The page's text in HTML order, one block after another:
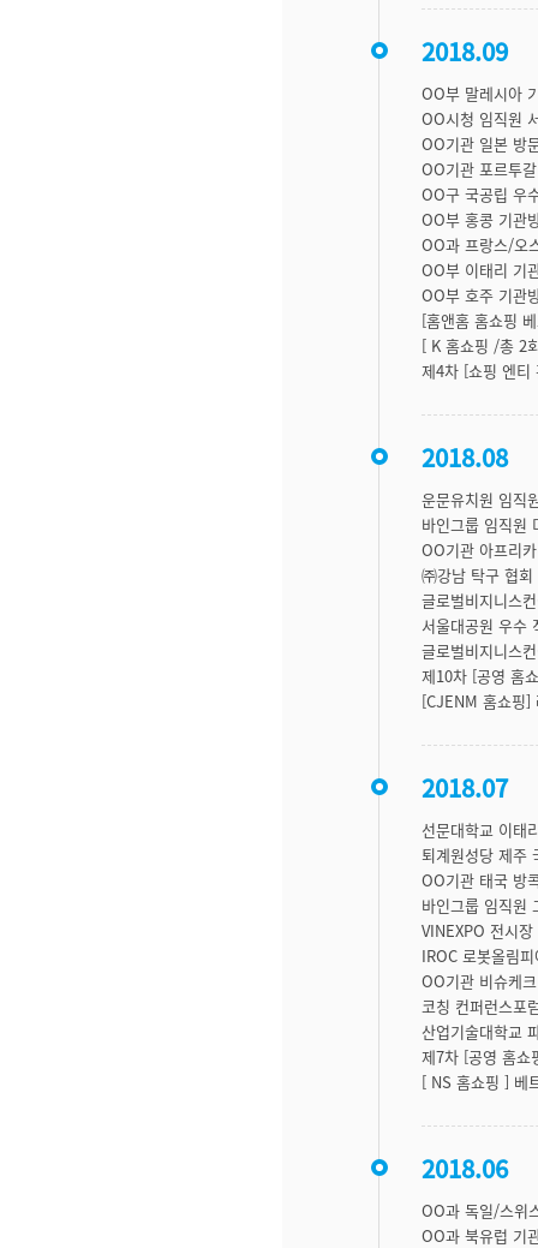
2018.09
OO부 말레시아
OO시청 임직원
OO기관 일본 방
OO기관 포르투
OO구 국공립 우
OO부 홍콩 기관
OO과 프랑스/오
OO부 이태리 기
OO부 호주 기관
[홈앤홈 홈쇼핑
[ K 홈쇼핑 /총 2
제4차 [쇼핑 엔티
2018.08
운문유치원 임직
바인그룹 임직원
OO기관 아프리
㈜강남 탁구 협
글로벌비지니스
서울대공원 우수
글로벌비지니스
제10차 [공영 홈
[CJENM 홈쇼핑]
2018.07
선문대학교 이태
퇴계원성당 제주
OO기관 태국 방
바인그룹 임직원
VINEXPO 전시
IROC 로봇올림
OO기관 비슈케
코칭 컨퍼런스포
산업기술대학교
제7차 [공영 홈쇼
[ NS 홈쇼핑 ] 베
2018.06
OO과 독일/스위
OO과 북유럽 기